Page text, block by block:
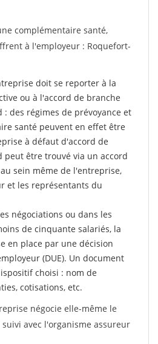
complémentaire santé,
à l'employeur : Roquefort-
doit se reporter à la
ou à l'accord de branche
des régimes de prévoyance et
santé peuvent en effet être
à défaut d'accord de
peut être trouvé via un accord
sein même de l'entreprise,
et les représentants du
négociations ou dans les
de cinquante salariés, la
en place par une décision
(DUE). Un document
choisi : nom de
cotisations, etc.
négocie elle-même le
avec l'organisme assureur